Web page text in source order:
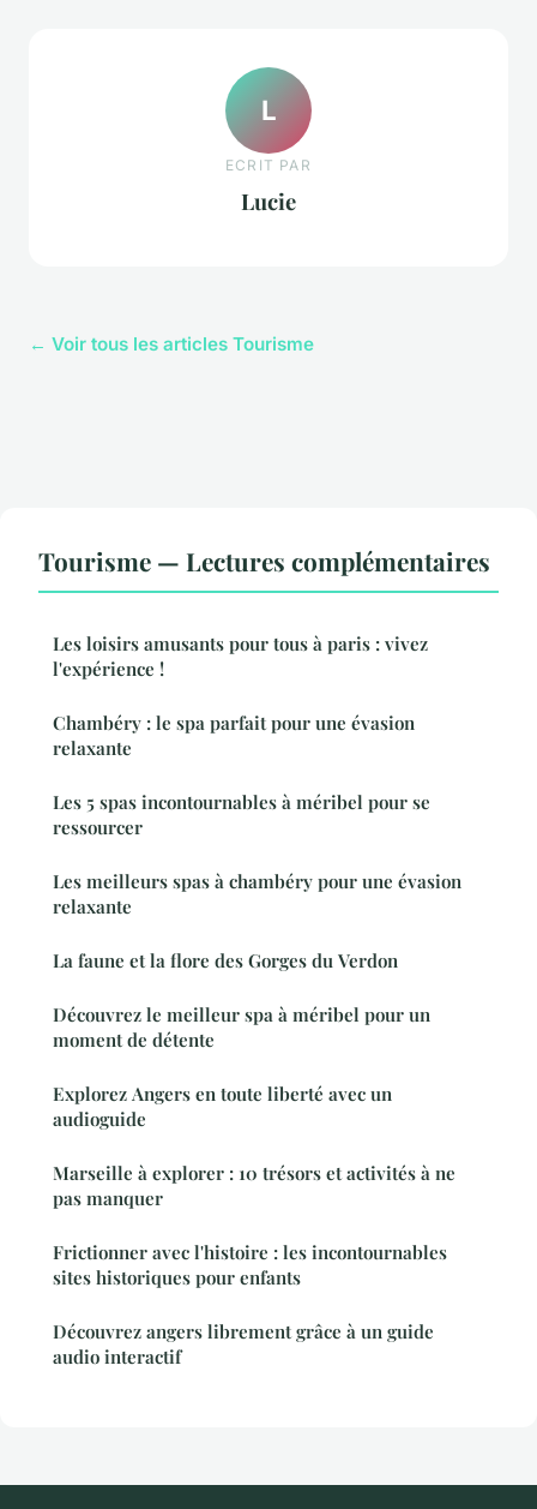
L
ECRIT PAR
Lucie
← Voir tous les articles Tourisme
Tourisme — Lectures complémentaires
Les loisirs amusants pour tous à paris : vivez
l'expérience !
Chambéry : le spa parfait pour une évasion
relaxante
Les 5 spas incontournables à méribel pour se
ressourcer
Les meilleurs spas à chambéry pour une évasion
relaxante
La faune et la flore des Gorges du Verdon
Découvrez le meilleur spa à méribel pour un
moment de détente
Explorez Angers en toute liberté avec un
audioguide
Marseille à explorer : 10 trésors et activités à ne
pas manquer
Frictionner avec l'histoire : les incontournables
sites historiques pour enfants
Découvrez angers librement grâce à un guide
audio interactif